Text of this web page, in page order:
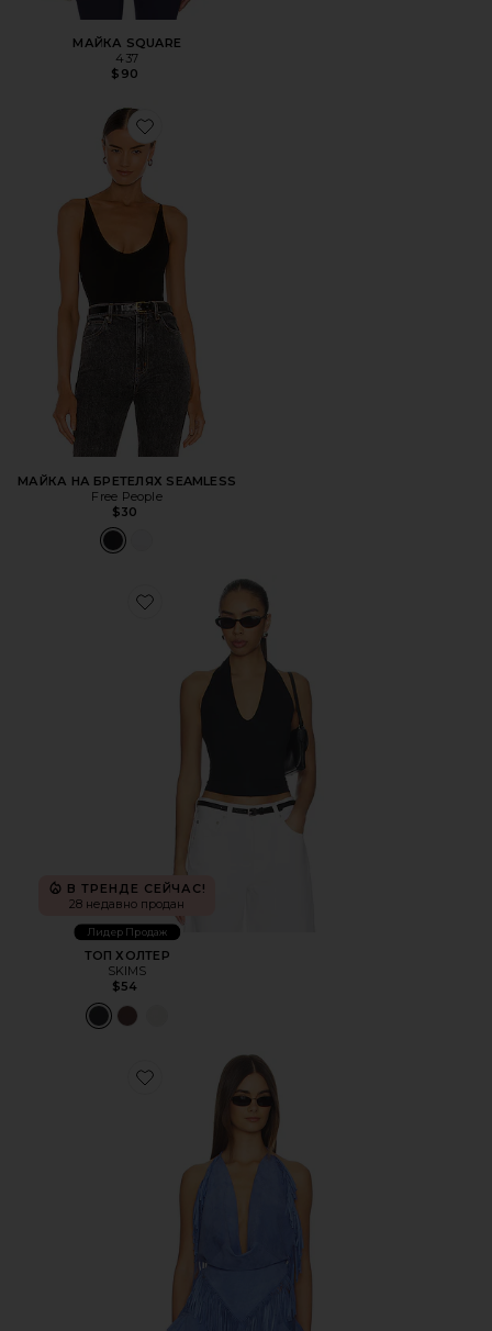
МАЙКА SQUARE
437
$90
Favorite МАЙКА НА БРЕТЕЛЯХ SEAMLESS
МАЙКА НА БРЕТЕЛЯХ SEAMLESS
Free People
$30
Favorite ТОП ХОЛТЕР
В ТРЕНДЕ СЕЙЧАС!
28 недавно продан
Лидер Продаж
ТОП ХОЛТЕР
SKIMS
$54
Favorite ТОП FRINGED HALTER